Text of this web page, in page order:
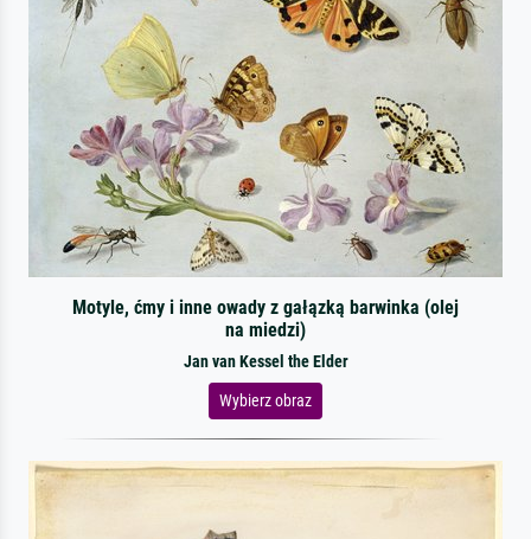
Motyle, ćmy i inne owady z gałązką barwinka (olej
na miedzi)
Jan van Kessel the Elder
Wybierz obraz